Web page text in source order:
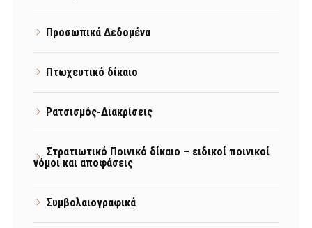
Προσωπικά Δεδομένα
Πτωχευτικό δίκαιο
Ρατσισμός-Διακρίσεις
Στρατιωτικό Ποινικό δίκαιο – ειδικοί ποινικοί
νόμοι και αποφάσεις
Συμβολαιογραφικά